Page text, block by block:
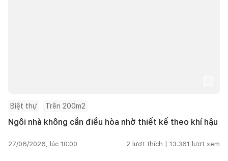
Biệt thự Trên 200m2
Ngôi nhà không cần điều hòa nhờ thiết kế theo khí hậu
27/06/2026, lúc 10:00 2 lượt thích | 13.361 lượt xem